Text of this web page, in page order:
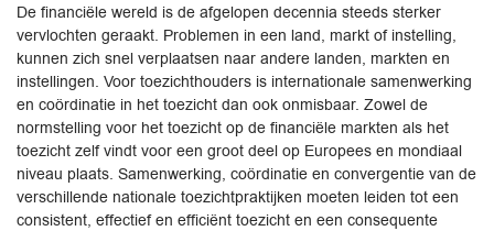
De financiële wereld is de afgelopen decennia steeds sterker
vervlochten geraakt. Problemen in een land, markt of instelling,
kunnen zich snel verplaatsen naar andere landen, markten en
instellingen. Voor toezichthouders is internationale samenwerking
en coördinatie in het toezicht dan ook onmisbaar. Zowel de
normstelling voor het toezicht op de financiële markten als het
toezicht zelf vindt voor een groot deel op Europees en mondiaal
niveau plaats. Samenwerking, coördinatie en convergentie van de
verschillende nationale toezichtpraktijken moeten leiden tot een
consistent, effectief en efficiënt toezicht en een consequente